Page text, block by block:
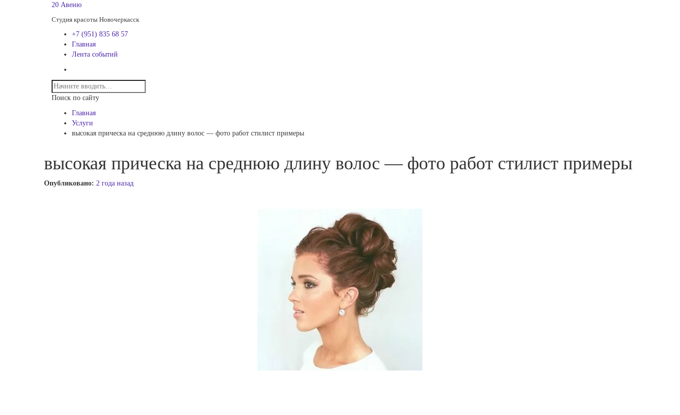
20 Авеню
Студия красоты Новочеркасск
+7 (951) 835 68 57
Главная
Лента событий
Поиск по сайту
Главная
Услуги
высокая прическа на среднюю длину волос — фото работ стилист примеры
высокая прическа на среднюю длину волос — фото работ стилист примеры
Опубликовано: 2 года назад